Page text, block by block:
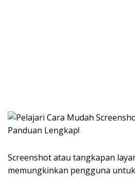
Screenshot atau tangkapan
memungkinkan pengguna